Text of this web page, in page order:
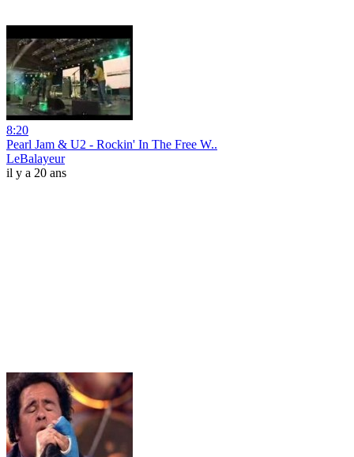
8:20
Pearl Jam & U2 - Rockin' In The Free W..
LeBalayeur
il y a 20 ans